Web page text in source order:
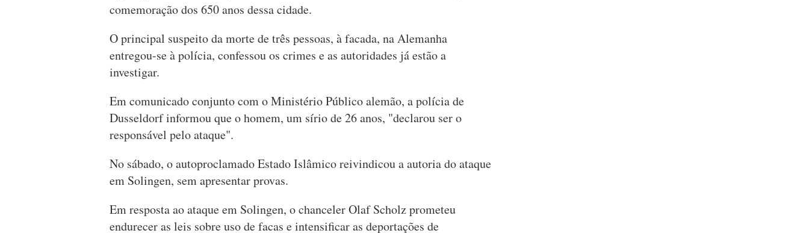
comemoração dos 650 anos dessa cidade.
O principal suspeito da morte de três pessoas, à facada, na Alemanha
entregou-se à polícia, confessou os crimes e as autoridades já estão a
investigar.
Em comunicado conjunto com o Ministério Público alemão, a polícia de
Dusseldorf informou que o homem, um sírio de 26 anos, "declarou ser o
responsável pelo ataque".
No sábado, o autoproclamado Estado Islâmico reivindicou a autoria do ataque
em Solingen, sem apresentar provas.
Em resposta ao ataque em Solingen, o chanceler Olaf Scholz prometeu
endurecer as leis sobre uso de facas e intensificar as deportações de